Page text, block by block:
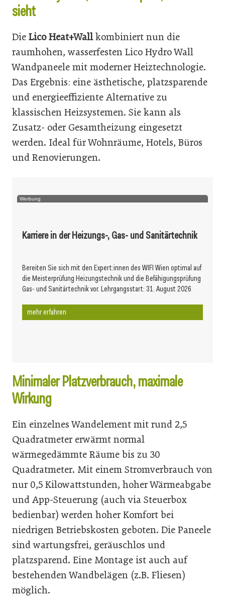
sieht
Die Lico Heat+Wallkombiniert nun die
raumhohen, wasserfesten Lico Hydro Wall
Wandpaneele mit moderner Heiztechnologie.
Das Ergebnis: eine ästhetische, platzsparende
und energieeffiziente Alternative zu
klassischen Heizsystemen. Sie kann als
Zusatz- oder Gesamtheizung eingesetzt
werden. Ideal für Wohnräume, Hotels, Büros
und Renovierungen.
Werbung
Karriere in der Heizungs-, Gas- und Sanitärtechnik
Bereiten Sie sich mit den Expert:innen des WIFI Wien optimal auf
die Meisterprüfung Heizungstechnik und die Befähigungsprüfung
Gas- und Sanitärtechnik vor. Lehrgangsstart: 31. August 2026
mehr erfahren
Minimaler Platzverbrauch, maximale
Wirkung
Ein einzelnes Wandelement mit rund 2,5
Quadratmeter erwärmt normal
wärmegedämmte Räume bis zu 30
Quadratmeter. Mit einem Stromverbrauch von
nur 0,5 Kilowattstunden, hoher Wärmeabgabe
und App-Steuerung (auch via Steuerbox
bedienbar) werden hoher Komfort bei
niedrigen Betriebskosten geboten. Die Paneele
sind wartungsfrei, geräuschlos und
platzsparend. Eine Montage ist auch auf
bestehenden Wandbelägen (z.B. Fliesen)
möglich.